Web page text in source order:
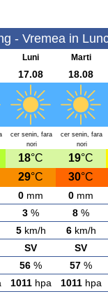
- Vremea in
Luni Marti
17.08 18.08
cer senin, fara
nori
cer senin, fara
nori
18°C 19°C
29°C 30°C
0 mm 0 mm
3 % 8 %
5km/h 6km/h
SV SV
56 % 57 %
1011hpa 1011hpa